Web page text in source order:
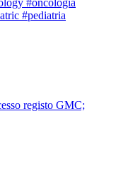
#pediatria
registo GMC;